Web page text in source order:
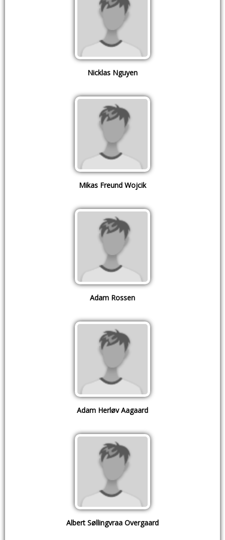
Nicklas Nguyen
Mikas Freund Wojcik
Adam Rossen
Adam Herløv Aagaard
Albert Søllingvraa Overgaard